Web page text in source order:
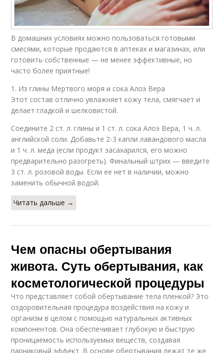
В домашних условиях можно пользоваться готовыми
смесями, которые продаются в аптеках и магазинах, или
готовить собственные — не менее эффективные, но
часто более приятные!
1. Из глины Мертвого моря и сока Алоэ Вера
Этот состав отлично увлажняет кожу тела, смягчает и
делает гладкой и шелковистой.
Соедините 2 ст. л. глины и 1 ст. л. сока Алоэ Вера, 1 ч. л.
английской соли. Добавьте 2-3 капли лавандового масла
и 1 ч. л. меда (если продукт засахарился, его можно
предварительно разогреть). Финальный штрих — введите
3 ст. л. розовой воды. Если ее нет в наличии, можно
заменить обычной водой.
Читать дальше →
Чем опасны обертывания
живота. Суть обертывания, как
косметологической процедуры
Что представляет собой обертывание тела пленкой? Это
оздоровительная процедура воздействия на кожу и
организм в целом с помощью натуральных активных
компонентов. Она обеспечивает глубокую и быструю
проницаемость используемых веществ, создавая
парниковый эффект. В основе обертывания лежат те же